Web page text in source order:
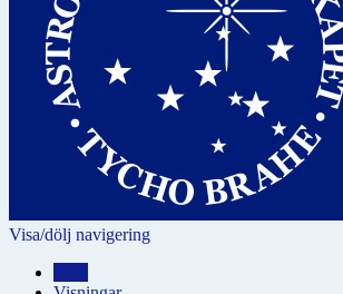
Visa/dölj navigering